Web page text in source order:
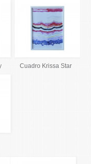
Cuadro Krissa Star